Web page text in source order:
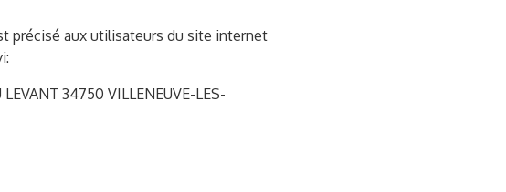
précisé aux utilisateurs du site internet
34750 VILLENEUVE-LES-